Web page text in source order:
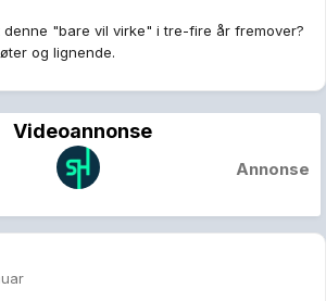
denne "bare vil virke" i tre-fire år fremover?
og lignende.
Videoannonse
Annonse